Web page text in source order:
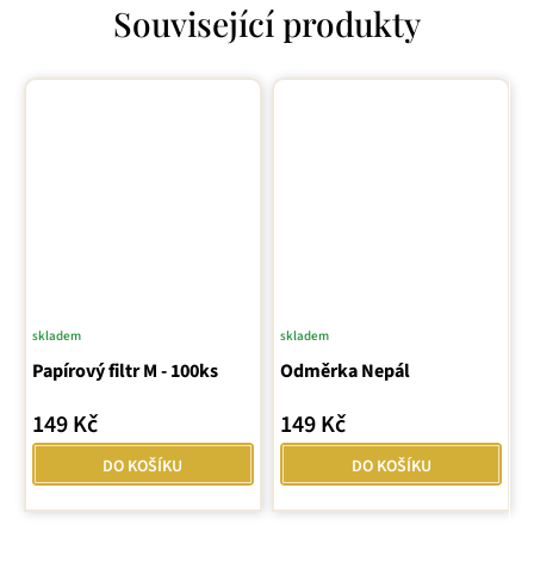
Související produkty
Papírový filtr M - 100ks
Průměrné
hodnocení
je
z
5
skladem
149 Kč
DO KOŠÍKU
Odměrka Nepál
skladem
149 Kč
DO KOŠÍKU